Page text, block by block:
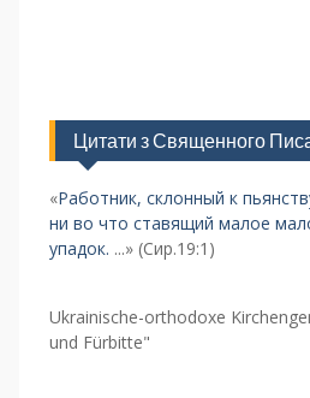
Цитати з Священного
«Работник, склонный к
ни во что ставящий малое
упадок. ...» (Сир.19:1)
Ukrainische-orthodoxe
und Fürbitte"